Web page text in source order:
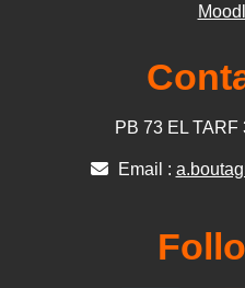
PB 73 EL TARF
Email :